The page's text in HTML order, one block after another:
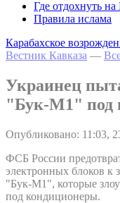
Где отдохнуть на
Правила ислама
Карабахское
Вестник Кавказа —
Украинец
"Бук-М1" под
Опубликовано: 11:03,
ФСБ России
электронных блоков к
"Бук-М1", которые
под кондиционеры.